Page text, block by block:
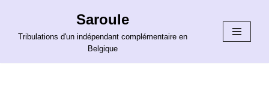
Aller
Saroule
Tribulations d'un indépendant complémentaire en
Belgique